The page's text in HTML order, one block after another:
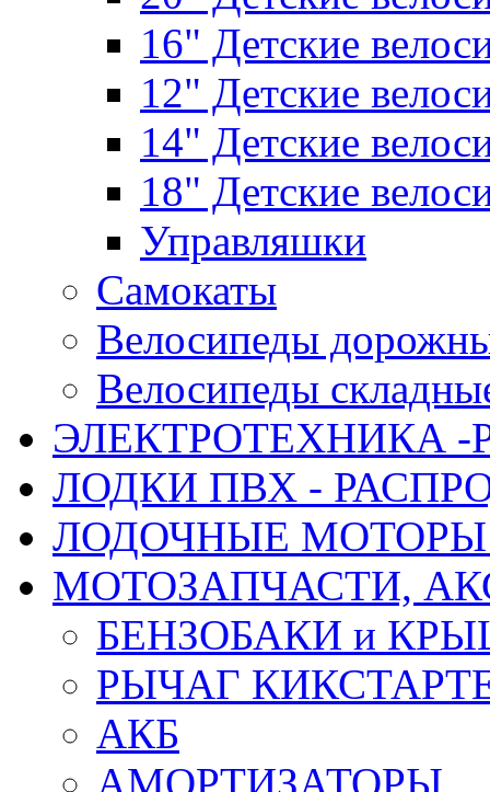
16" Детские
12" Детские
14" Детские
18" Детские
Управляшки
Самокаты
Велосипеды
Велосипеды
ЭЛЕКТРОТЕХНИКА
ЛОДКИ ПВХ -
ЛОДОЧНЫЕ
МОТОЗАПЧАСТИ,
БЕНЗОБАКИ и
РЫЧАГ
АКБ